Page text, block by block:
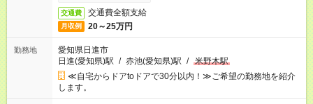
交通費 交通費全額支給
月収例 20～25万円
勤務地
愛知県日進市
日進(愛知県)駅 / 赤池(愛知県)駅 / 米野木駅
≪自宅からドアtoドアで30分以内！≫ご希望の勤務地を紹介
します。